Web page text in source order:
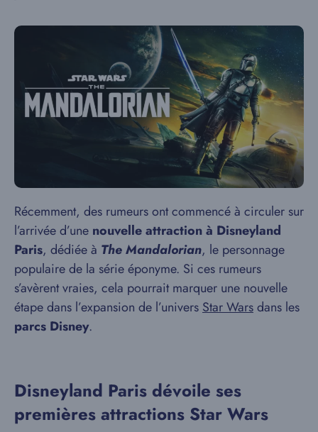
Récemment, des rumeurs ont commencé à circuler sur
l’arrivée d’une nouvelle attraction à Disneyland
Paris, dédiée à The Mandalorian, le personnage
populaire de la série éponyme. Si ces rumeurs
s’avèrent vraies, cela pourrait marquer une nouvelle
étape dans l’expansion de l’universStar Warsdans les
parcs Disney.
Disneyland Paris dévoile ses
premières attractions Star Wars